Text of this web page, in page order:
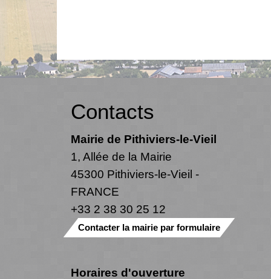
Contacts
Mairie de Pithiviers-le-Vieil
1, Allée de la Mairie
45300 Pithiviers-le-Vieil -
FRANCE
+33 2 38 30 25 12
Contacter la mairie par formulaire
Horaires d'ouverture